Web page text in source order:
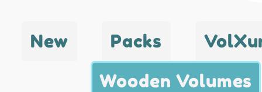
New Packs
Wooden Volumes